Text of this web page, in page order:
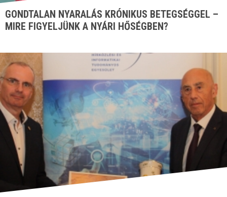
GONDTALAN NYARALÁS KRÓNIKUS BETEGSÉGGEL –
MIRE FIGYELJÜNK A NYÁRI HŐSÉGBEN?